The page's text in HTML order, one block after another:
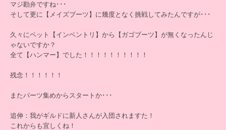
マジ勘弁ですね･･･
そして更に【メイズブーツ】に幾度となく挑戦してみたんですが･･･
久々にペット【インベントリ】から【ガゴブーツ】が無くなったんじ
ゃないですか？
全て【ハンマー】でした！！！！！！！！！！
残念！！！！！！
またパーツ集めからスタートか･･･
追伸：我がギルドに新人さんが入団されますた！
これからも宜しくね！